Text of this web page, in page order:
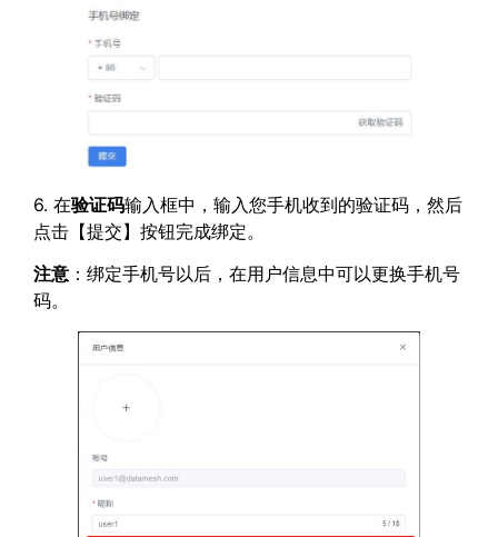
6. 在验证码输入框中，输入您手机收到的验证码，然后
点击【提交】按钮完成绑定。
注意 ：绑定手机号以后，在用户信息中可以更换手机号
码。